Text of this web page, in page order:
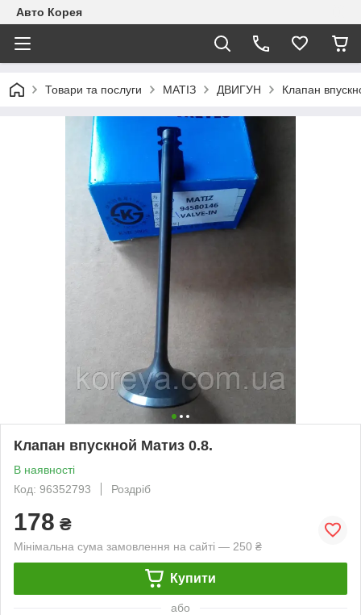
Авто Корея
Товари та послуги МАТІЗ ДВИГУН Клапан
Клапан впускной Матиз 0.8.
В наявності
Код: 96352793
Роздріб
178 ₴
Мінімальна сума замовлення на сайті — 250 ₴
Купити
або